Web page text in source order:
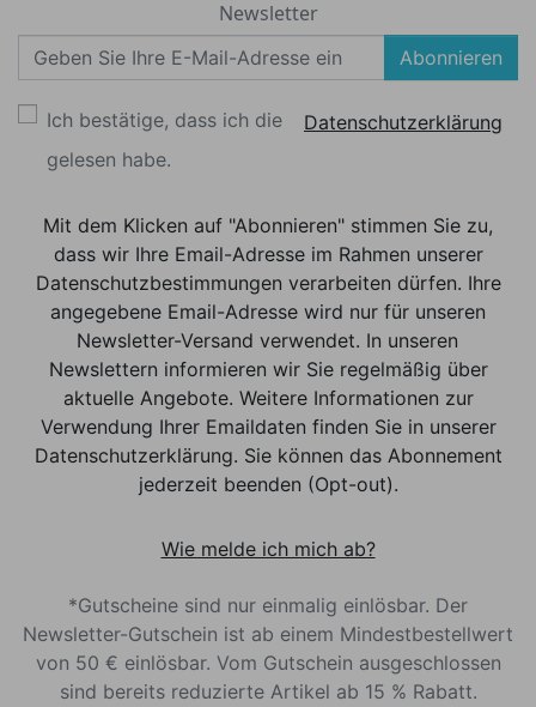
Newsletter
Abonnieren
Ich bestätige, dass ich die
Datenschutzerklärung
gelesen habe.
Mit dem Klicken auf "Abonnieren" stimmen Sie zu,
dass wir Ihre Email-Adresse im Rahmen unserer
Datenschutzbestimmungen verarbeiten dürfen. Ihre
angegebene Email-Adresse wird nur für unseren
Newsletter-Versand verwendet. In unseren
Newslettern informieren wir Sie regelmäßig über
aktuelle Angebote. Weitere Informationen zur
Verwendung Ihrer Emaildaten finden Sie in unserer
Datenschutzerklärung. Sie können das Abonnement
jederzeit beenden (Opt-out).
Wie melde ich mich ab?
*Gutscheine sind nur einmalig einlösbar. Der
Newsletter-Gutschein ist ab einem Mindestbestellwert
von 50 € einlösbar. Vom Gutschein ausgeschlossen
sind bereits reduzierte Artikel ab 15 % Rabatt.